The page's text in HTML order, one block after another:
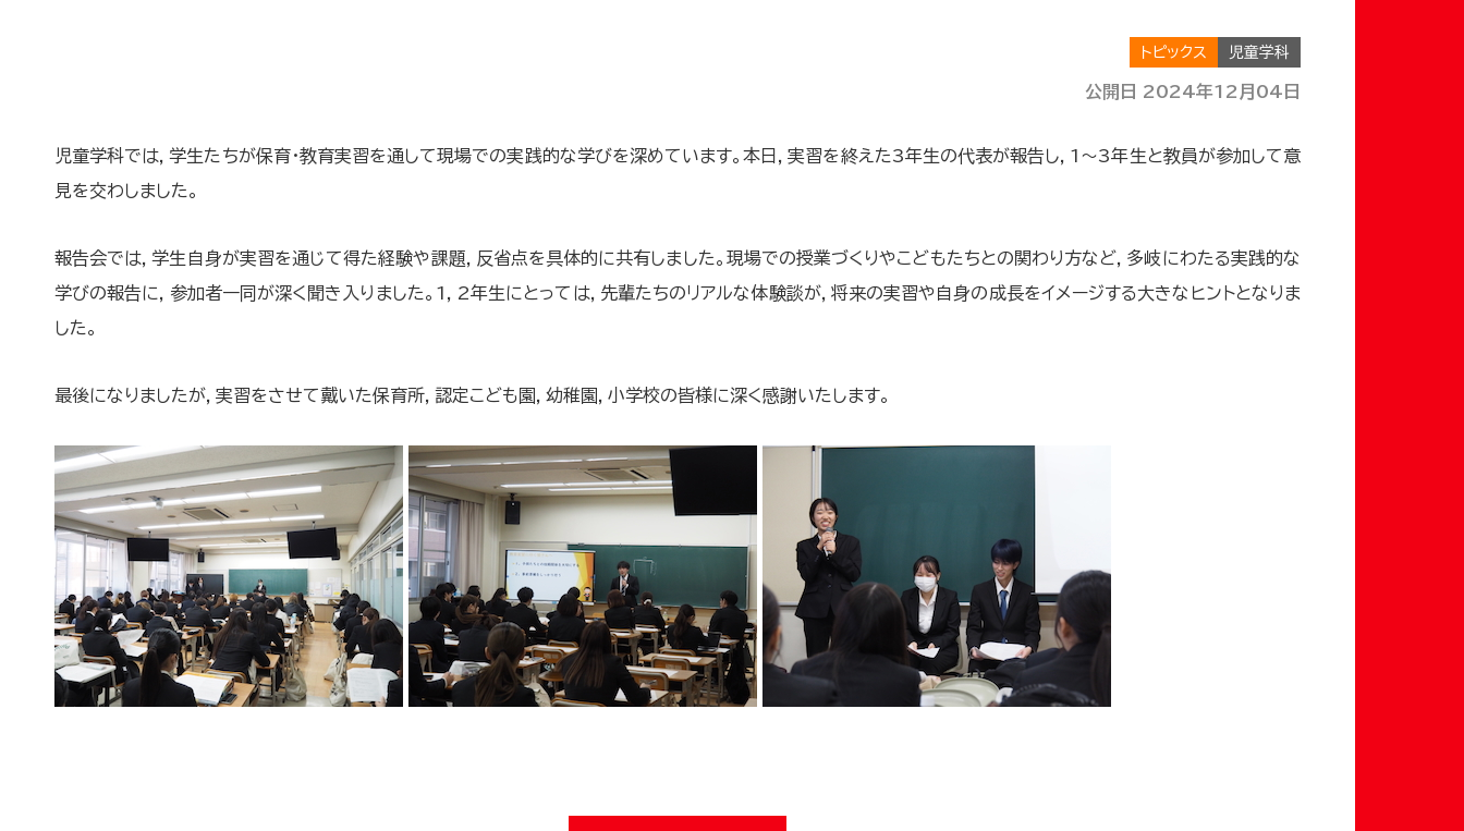
トピックス 児童学科
公開日 2024年12月04日
児童学科では，学生たちが保育・教育実習を通して現場での実践的な学びを深めています。本日，実習を終えた3年生の代表が報告し，1～3年生と教員が参加して意
見を交わしました。
報告会では，学生自身が実習を通じて得た経験や課題，反省点を具体的に共有しました。現場での授業づくりやこどもたちとの関わり方など，多岐にわたる実践的な
学びの報告に，参加者一同が深く聞き入りました。1，2年生にとっては，先輩たちのリアルな体験談が，将来の実習や自身の成長をイメージする大きなヒントとなりま
した。
最後になりましたが，実習をさせて戴いた保育所，認定こども園，幼稚園，小学校の皆様に深く感謝いたします。